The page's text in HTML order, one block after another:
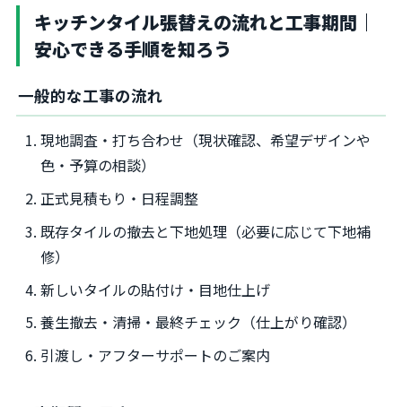
キッチンタイル張替えの流れと工事期間｜
安心できる手順を知ろう
一般的な工事の流れ
現地調査・打ち合わせ（現状確認、希望デザインや
色・予算の相談）
正式見積もり・日程調整
既存タイルの撤去と下地処理（必要に応じて下地補
修）
新しいタイルの貼付け・目地仕上げ
養生撤去・清掃・最終チェック（仕上がり確認）
引渡し・アフターサポートのご案内